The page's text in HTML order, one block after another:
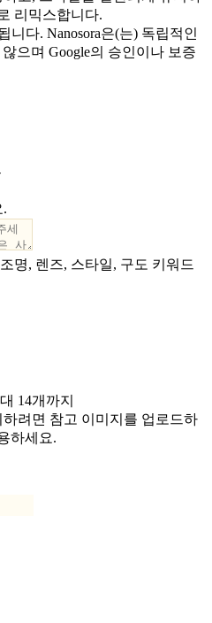
리믹스합니다.
니다. Nanosora은(는) 독립적인
으며 Google의 승인이나 보증
.
명, 렌즈, 스타일, 구도 키워드
14개까지
려면 참고 이미지를 업로드하
하세요.